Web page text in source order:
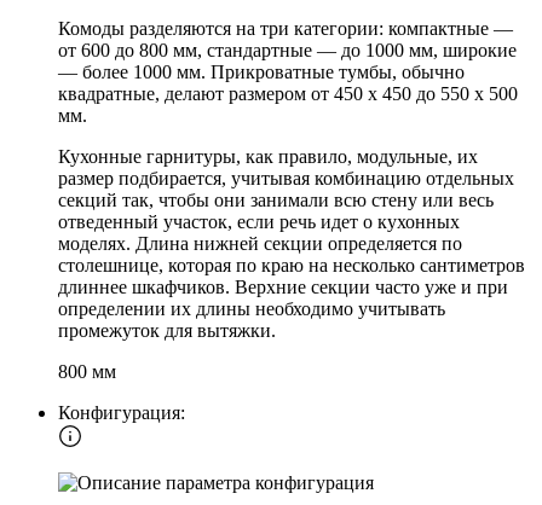
Комоды разделяются на три категории: компактные —
от 600 до 800 мм, стандартные — до 1000 мм, широкие
— более 1000 мм. Прикроватные тумбы, обычно
квадратные, делают размером от 450 х 450 до 550 х 500
мм.
Кухонные гарнитуры, как правило, модульные, их
размер подбирается, учитывая комбинацию отдельных
секций так, чтобы они занимали всю стену или весь
отведенный участок, если речь идет о кухонных
моделях. Длина нижней секции определяется по
столешнице, которая по краю на несколько сантиметров
длиннее шкафчиков. Верхние секции часто уже и при
определении их длины необходимо учитывать
промежуток для вытяжки.
800 мм
Конфигурация: